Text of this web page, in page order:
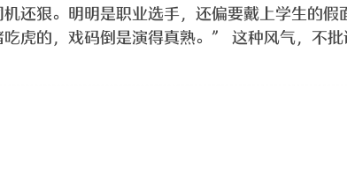
还狠。明明是职业选手，还偏要戴上学生的
吃虎的，戏码倒是演得真熟。” 这种风气，不批